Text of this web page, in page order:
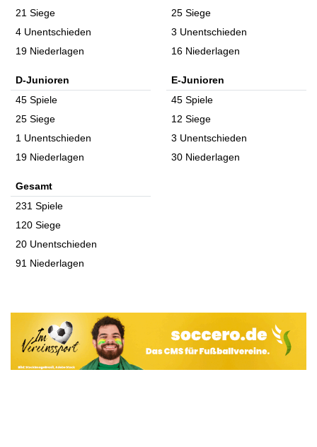
21 Siege
4 Unentschieden
19 Niederlagen
25 Siege
3 Unentschieden
16 Niederlagen
D-Junioren
45 Spiele
25 Siege
1 Unentschieden
19 Niederlagen
E-Junioren
45 Spiele
12 Siege
3 Unentschieden
30 Niederlagen
Gesamt
231 Spiele
120 Siege
20 Unentschieden
91 Niederlagen